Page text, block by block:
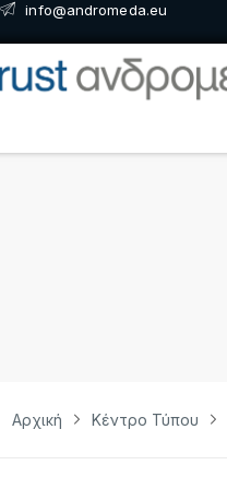
info@andromeda.eu
Αρχική Κέντρο Τύπου